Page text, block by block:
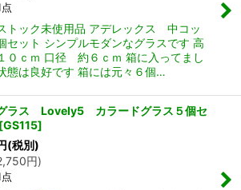
トック未使用品 アデレックス 中コッ
ット シンプルモダンなグラスです 高
ｃｍ 口径 約６ｃｍ 箱に入ってまし
態は良好です 箱には元々６個…
ラス Lovely5 カラードグラス５個セ
[GS115]
(税別)
円)